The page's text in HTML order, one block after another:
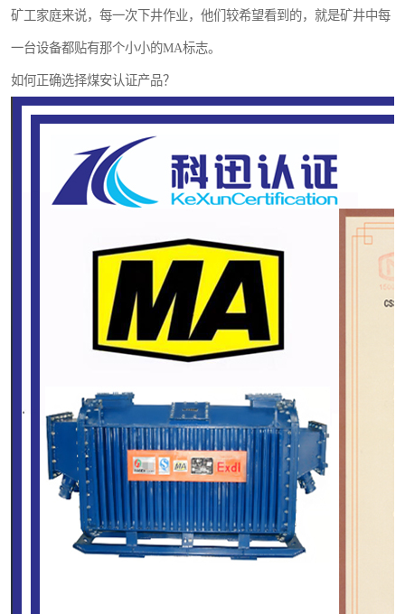
矿工家庭来说，每一次下井作业，他们较希望看到的，就是矿井中每
一台设备都贴有那个小小的MA标志。
如何正确选择煤安认证产品？